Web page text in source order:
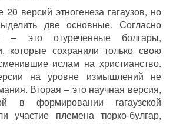
версий этногенеза гагаузов, но
две основные. Согласно
– это отуреченные болгары,
которые сохранили только свою
ислам на христианство.
на уровне измышлений не
Вторая – это научная версия,
в формировании гагаузской
участие племена тюрко-булгар,